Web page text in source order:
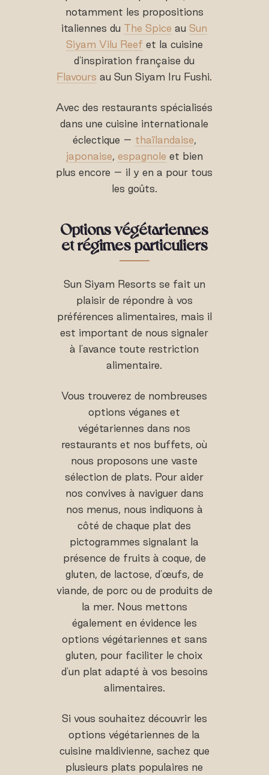
notamment les propositions
italiennes du The Spice auSun
Siyam Vilu Reef et la cuisine
d'inspiration française du
Flavours au Sun Siyam Iru Fushi.
Avec des restaurants spécialisés
dans une cuisine internationale
éclectique – thaïlandaise,
japonaise, espagnole et bien
plus encore – il y en a pour tous
les goûts.
Options végétariennes
et régimes particuliers
Sun Siyam Resorts se fait un
plaisir de répondre à vos
préférences alimentaires, mais il
est important de nous signaler
à l'avance toute restriction
alimentaire.
Vous trouverez de nombreuses
options véganes et
végétariennes dans nos
restaurants et nos buffets, où
nous proposons une vaste
sélection de plats. Pour aider
nos convives à naviguer dans
nos menus, nous indiquons à
côté de chaque plat des
pictogrammes signalant la
présence de fruits à coque, de
gluten, de lactose, d'œufs, de
viande, de porc ou de produits de
la mer. Nous mettons
également en évidence les
options végétariennes et sans
gluten, pour faciliter le choix
d'un plat adapté à vos besoins
alimentaires.
Si vous souhaitez découvrir les
options végétariennes de la
cuisine maldivienne, sachez que
plusieurs plats populaires ne